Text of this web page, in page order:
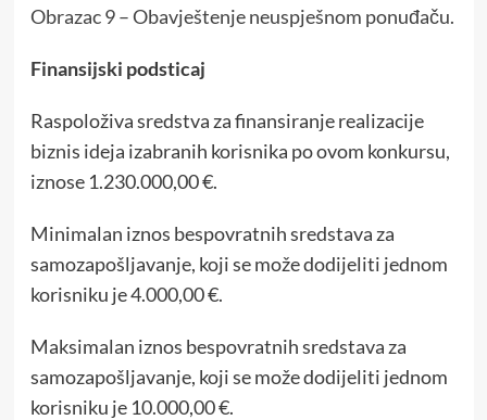
Obrazac 9 – Obavještenje neuspješnom ponuđaču.
Finansijski podsticaj
Raspoloživa sredstva za finansiranje realizacije
biznis ideja izabranih korisnika po ovom konkursu,
iznose 1.230.000,00 €.
Minimalan iznos bespovratnih sredstava za
samozapošljavanje, koji se može dodijeliti jednom
korisniku je 4.000,00 €.
Maksimalan iznos bespovratnih sredstava za
samozapošljavanje, koji se može dodijeliti jednom
korisniku je 10.000,00 €.